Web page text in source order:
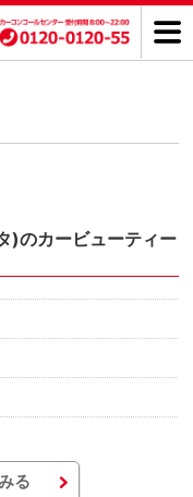
)のカービューティー
る